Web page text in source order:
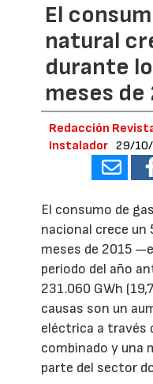
El
natural
durante
meses de
Redacción
Instalador 29/
El consumo de
nacional crece un
meses de 2015
periodo del año
231.060 GWh
causas son un
eléctrica a través
combinado y una
parte del sector